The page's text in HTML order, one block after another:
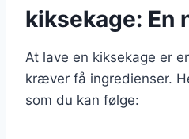
kiksekage: En
At lave en kiksekage er
kræver få ingredienser.
som du kan følge: